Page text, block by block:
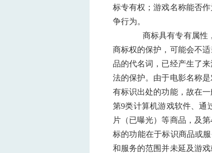
标专有权；游戏名称能否
争行为。
商标具有专有属性
商标权的保护，可能会不
品的代名词，已经产生了
法的保护。由于电影名称
有标识出处的功能，故在
第9类计算机游戏软件、通
片（已曝光）等商品，及
标的功能在于标识商品或
和服务的范围并未延及游